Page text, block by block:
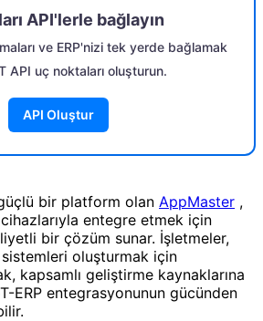
API'lerle bağlayın
ve ERP'nizi tek yerde bağlamak
API uç noktaları oluşturun.
API Oluştur
bir platform olan AppMaster ,
entegre etmek için
bir çözüm sunar. İşletmeler,
oluşturmak için
kapsamlı geliştirme kaynaklarına
ERP entegrasyonunun gücünden